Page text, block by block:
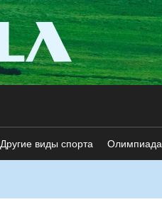
Другие виды спорта Олимпиада